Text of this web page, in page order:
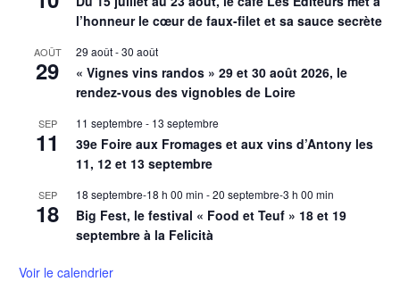
l’honneur le cœur de faux-filet et sa sauce secrète
AOÛT
29
29 août-30 août
« Vignes vins randos » 29 et 30 août 2026, le
rendez-vous des vignobles de Loire
SEP
11
11 septembre - 13 septembre
39e Foire aux Fromages et aux vins d’Antony les
11, 12 et 13 septembre
SEP
18
18 septembre-18 h 00 min -20 septembre-3 h 00 min
Big Fest, le festival « Food et Teuf » 18 et 19
septembre à la Felicità
Voir le calendrier